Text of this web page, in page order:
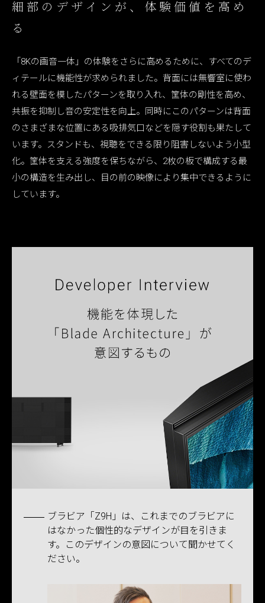
細部のデザインが、体験価値を高め
る
「8Kの画音一体」の体験をさらに高めるために、すべてのデ
ィテールに機能性が求められました。背面には無響室に使わ
れる壁面を模したパターンを取り入れ、筐体の剛性を高め、
共振を抑制し音の安定性を向上。同時にこのパターンは背面
のさまざまな位置にある吸排気口などを隠す役割も果たして
います。スタンドも、視聴をできる限り阻害しないよう小型
化。筐体を支える強度を保ちながら、2枚の板で構成する最
小の構造を生み出し、目の前の映像により集中できるように
しています。
ブラビア「Z9H」は、これまでのブラビアに
はなかった個性的なデザインが目を引きま
す。このデザインの意図について聞かせてく
ださい。